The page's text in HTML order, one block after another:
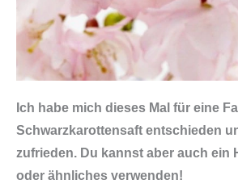
l
b
e
r
m
a
c
Ich habe mich dieses Mal für eine
Schwarzkarottensaft entschieden
zufrieden. Du kannst aber auch ein
oder ähnliches verwenden!